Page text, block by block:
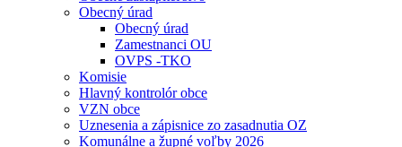
Obecný úrad
Obecný úrad
Zamestnanci OU
OVPS -TKO
Komisie
Hlavný kontrolór obce
VZN obce
Uznesenia a zápisnice zo zasadnutia OZ
Komunálne a župné voľby 2026